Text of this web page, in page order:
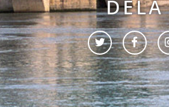
DELÀ